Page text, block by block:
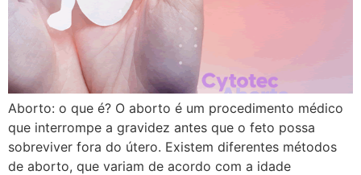
Aborto: o que é? O aborto é um procedimento médico
que interrompe a gravidez antes que o feto possa
sobreviver fora do útero. Existem diferentes métodos
de aborto, que variam de acordo com a idade